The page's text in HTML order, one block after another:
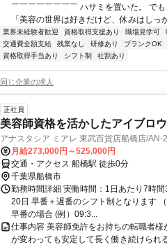
￣￣￣￣￣￣￣￣ ハサミを置いた。 で
「美容の世界は好きだけど、休みはしっ
業界未経験者歓迎 資格取得支援あり 職場見学可
交通費全額支給
残業なし 研修あり ブランクOK
資格取得手当あり
シフト制 社割あり
同じ企業の求人
正社員
美容師資格を活かしたアイブロ
アナスタシア ミアレ 東武百貨店船橋店/AN-
月給273,000円～525,000円
交通・アクセス 船橋駅 徒歩0分
千葉県船橋市
勤務時間詳細 実働時間：1日あたり7時
20日 早番＋遅番のシフト制となります
早番の場合 (例）09:3...
仕事内容 美容師免許をお持ちの転職者
が変わっても安定して長く働き続けられ